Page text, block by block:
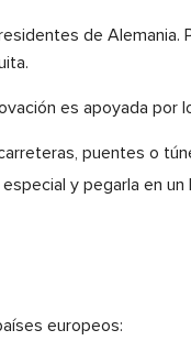
de
es apoyada por
puentes o
y pegarla en
europeos: